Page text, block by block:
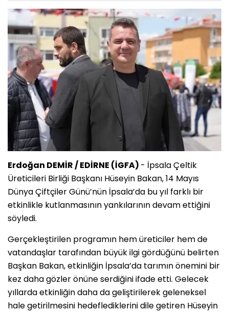
Erdoğan DEMİR / EDİRNE (İGFA) - İpsala Çeltik
Üreticileri Birliği Başkanı Hüseyin Bakan, 14 Mayıs
Dünya Çiftçiler Günü’nün İpsala’da bu yıl farklı bir
etkinlikle kutlanmasının yankılarının devam ettiğini
söyledi.
Gerçekleştirilen programın hem üreticiler hem de
vatandaşlar tarafından büyük ilgi gördüğünü belirten
Başkan Bakan, etkinliğin İpsala’da tarımın önemini bir
kez daha gözler önüne serdiğini ifade etti. Gelecek
yıllarda etkinliğin daha da geliştirilerek geleneksel
hale getirilmesini hedeflediklerini dile getiren Hüseyin